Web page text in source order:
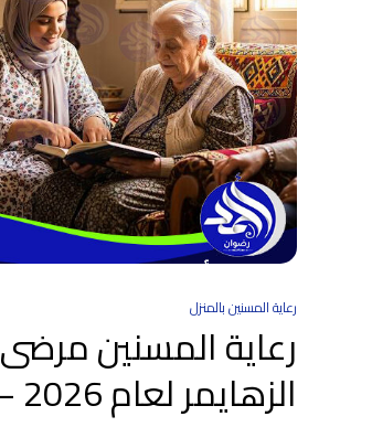
رعاية المسنين بالمنزل
رعاية المسنين مرضى
الزهايمر لعام 2026 – 2027